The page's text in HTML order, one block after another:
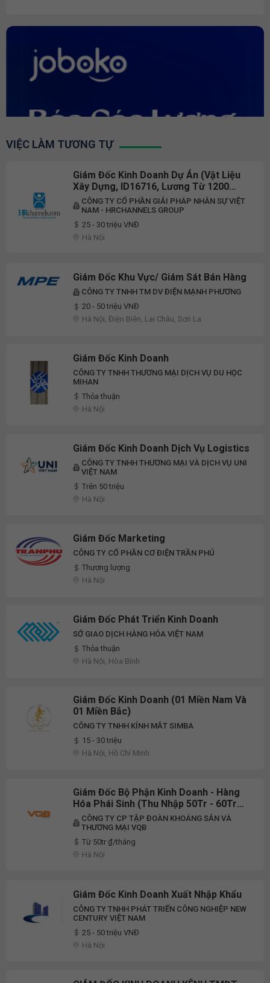
VIỆC LÀM TƯƠNG TỰ
Giám Đốc Kinh Doanh Dự Án (Vật Liệu
Xây Dựng, ID16716, Lương Từ 1200
USD)
CÔNG TY CỔ PHẦN GIẢI PHÁP NHÂN SỰ VIỆT
NAM - HRCHANNELS GROUP
25 - 30 triệu VNĐ
Hà Nội
Giám Đốc Khu Vực/ Giám Sát Bán Hàng
CÔNG TY TNHH TM DV ĐIỆN MẠNH PHƯƠNG
20 - 50 triệu VNĐ
Hà Nội, Điện Biên, Lai Châu, Sơn La
Giám Đốc Kinh Doanh
CÔNG TY TNHH THƯƠNG MẠI DỊCH VỤ DU HỌC
MIHAN
Thỏa thuận
Hà Nội
Giám Đốc Kinh Doanh Dịch Vụ Logistics
CÔNG TY TNHH THƯƠNG MẠI VÀ DỊCH VỤ UNI
VIỆT NAM
Trên 50 triệu
Hà Nội
Giám Đốc Marketing
CÔNG TY CỔ PHẦN CƠ ĐIỆN TRẦN PHÚ
Thương lượng
Hà Nội
Giám Đốc Phát Triển Kinh Doanh
SỞ GIAO DỊCH HÀNG HÓA VIỆT NAM
Thỏa thuận
Hà Nội, Hòa Bình
Giám Đốc Kinh Doanh (01 Miền Nam Và
01 Miền Bắc)
CÔNG TY TNHH KÍNH MẮT SIMBA
15 - 30 triệu
Hà Nội, Hồ Chí Minh
Giám Đốc Bộ Phận Kinh Doanh - Hàng
Hóa Phái Sinh (Thu Nhập 50Tr - 60Tr
++/ Tháng)
CÔNG TY CP TẬP ĐOÀN KHOÁNG SẢN VÀ
THƯƠNG MẠI VQB
Từ 50tr ₫/tháng
Hà Nội
Giám Đốc Kinh Doanh Xuất Nhập Khẩu
CÔNG TY TNHH PHÁT TRIỂN CÔNG NGHIỆP NEW
CENTURY VIỆT NAM
25 - 50 triệu VNĐ
Hà Nội